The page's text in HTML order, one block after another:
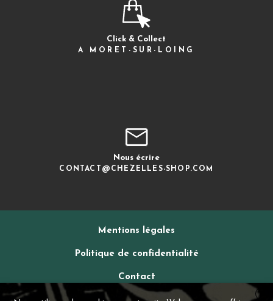
Click & Collect
A MORET-SUR-LOING
Nous écrire
CONTACT@CHEZELLES-SHOP.COM
Mentions légales
Politique de confidentialité
Contact